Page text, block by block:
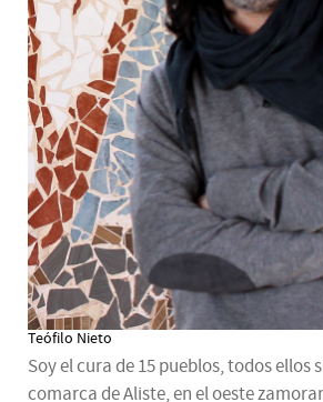
Teófilo Nieto
Soy el cura de 15 pueblos, todos ellos
comarca de Aliste, en el oeste